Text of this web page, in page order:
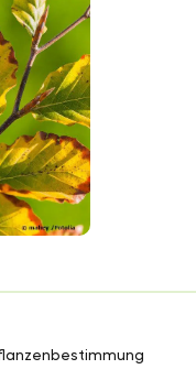
die